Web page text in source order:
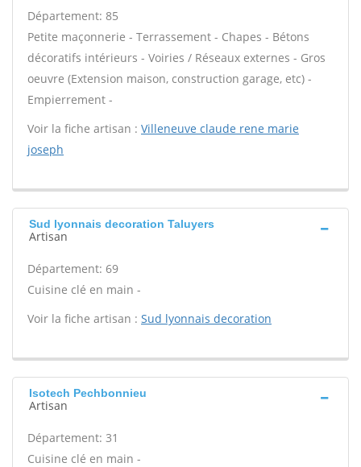
Département: 85
Petite maçonnerie - Terrassement - Chapes - Bétons
décoratifs intérieurs - Voiries / Réseaux externes - Gros
oeuvre (Extension maison, construction garage, etc) -
Empierrement -
Voir la fiche artisan : Villeneuve claude rene marie
joseph
Sud lyonnais decoration Taluyers
Artisan
Département: 69
Cuisine clé en main -
Voir la fiche artisan : Sud lyonnais decoration
Isotech Pechbonnieu
Artisan
Département: 31
Cuisine clé en main -